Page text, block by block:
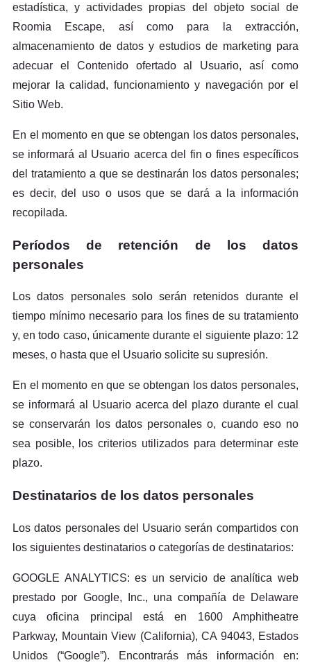
estadística, y actividades propias del objeto social de
Roomia Escape, así como para la extracción,
almacenamiento de datos y estudios de marketing para
adecuar el Contenido ofertado al Usuario, así como
mejorar la calidad, funcionamiento y navegación por el
Sitio Web.
En el momento en que se obtengan los datos personales,
se informará al Usuario acerca del fin o fines específicos
del tratamiento a que se destinarán los datos personales;
es decir, del uso o usos que se dará a la información
recopilada.
Períodos de retención de los datos
personales
Los datos personales solo serán retenidos durante el
tiempo mínimo necesario para los fines de su tratamiento
y, en todo caso, únicamente durante el siguiente plazo: 12
meses, o hasta que el Usuario solicite su supresión.
En el momento en que se obtengan los datos personales,
se informará al Usuario acerca del plazo durante el cual
se conservarán los datos personales o, cuando eso no
sea posible, los criterios utilizados para determinar este
plazo.
Destinatarios de los datos personales
Los datos personales del Usuario serán compartidos con
los siguientes destinatarios o categorías de destinatarios:
GOOGLE ANALYTICS: es un servicio de analítica web
prestado por Google, Inc., una compañía de Delaware
cuya oficina principal está en 1600 Amphitheatre
Parkway, Mountain View (California), CA 94043, Estados
Unidos (“Google”). Encontrarás más información en: